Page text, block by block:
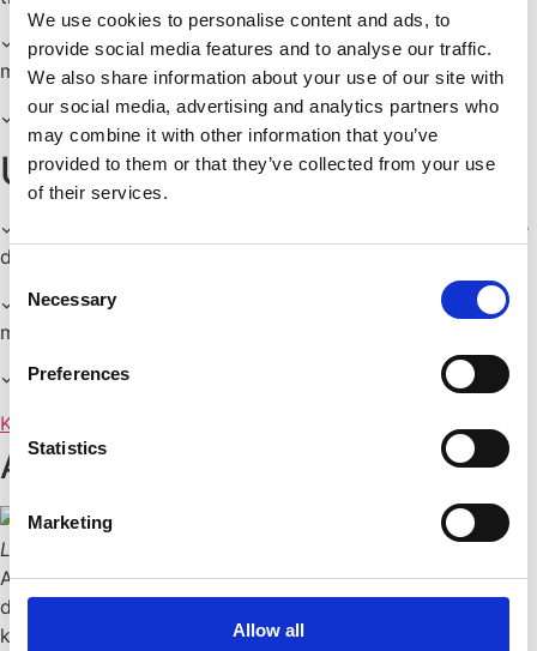
We use cookies to personalise content and ads, to
provide social media features and to analyse our traffic.
We also share information about your use of our site with
our social media, advertising and analytics partners who
may combine it with other information that you’ve
provided to them or that they’ve collected from your use
of their services.
Selection
Necessary
Preferences
Statistics
Marketing
Allow all
✓ Hurtige tips til effektiv navigation og brug af
multitasking.
✓ Synkronisering med andre enheder via iCloud.
UDBYTTE
✓ Mestre de grundlæggende funktioner i iPhone og bruge
dem i en erhvervskontekst for at øge produktiviteten.
✓ Værdifulde tips, der gør det lettere at navigere og
multitaske, uden tekniske udfordringer.
✓ Certifikat ved gennemførsel af kurset.
Kontakt os
ANDRE SIGER
Lone Hansen
Ann-Karin er virkelig god til at tage hånd om de enkelte
deltagere, så ingen følger sig fortabt. Hendes kurser kan
klart anbefales. Ann-Karin er virkelig god til at tage hånd